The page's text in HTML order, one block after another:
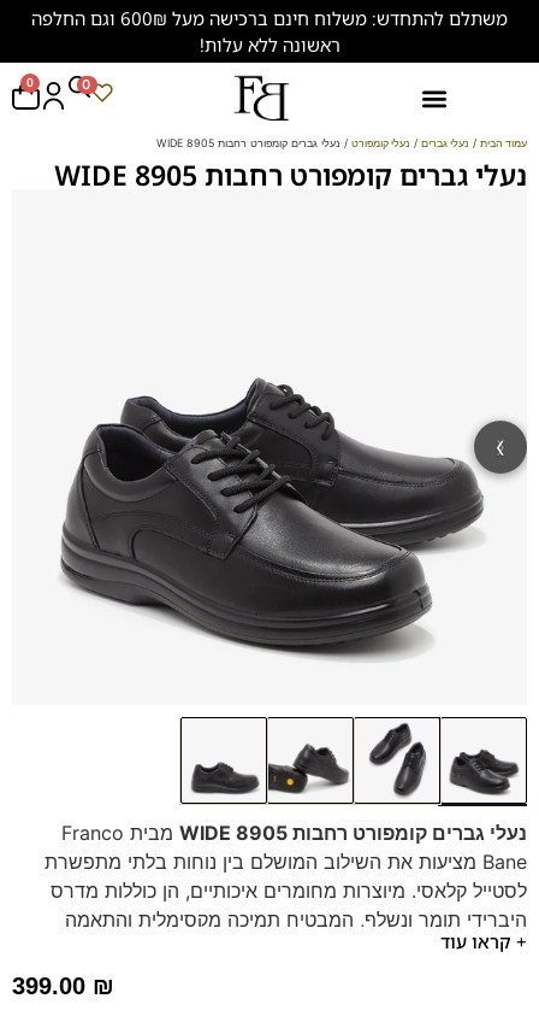
משתלם להתחדש: משלוח חינם ברכישה מעל 600₪ וגם החלפה
ראשונה ללא עלות!
0 0
נעלי גברים קומפורט רחבות 8905 WIDE
מבית Franco
Bane מציעות את השילוב המושלם בין נוחות בלתי מתפשרת
לסטייל קלאסי. מיוצרות מחומרים איכותיים, הן כוללות מדרס
היברידי תומך ונשלף, המבטיח תמיכה מקסימלית והתאמה
למדרסים אורטופדיים. הסוליה הרכה והגמישה בשילוב העיצוב
הרחב מספקות הקלה לכף הרגל לאורך כל היום. בין אם לעבודה
+ קראו עוד
399.00 ₪
עמוד הבית / נעלי גברים / נעלי קומפורט / נעלי גברים קומפורט רחבות 8905 WIDE
נעלי גברים קומפורט רחבות 8905 WIDE
‹
›